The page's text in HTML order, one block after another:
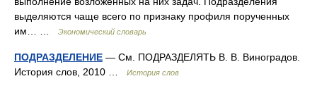
выделяются чаще всего по признаку профиля порученных
им… …
Экономический словарь
ПОДРАЗДЕЛЕНИЕ — См. ПОДРАЗДЕЛЯТЬ В. В. Виноградов.
История слов, 2010 …
История слов